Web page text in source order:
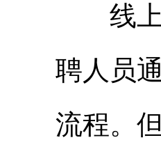
线上
聘人员
流程。